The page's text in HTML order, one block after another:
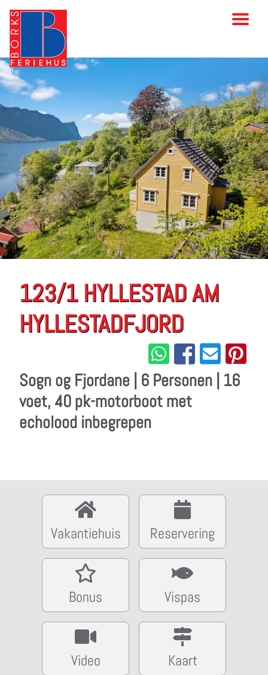
123/1 HYLLESTAD AM
HYLLESTADFJORD
Sogn og Fjordane | 6 Personen | 16
voet, 40 pk-motorboot met
echolood inbegrepen
Vakantiehuis Reservering
Bonus Vispas
Video Kaart